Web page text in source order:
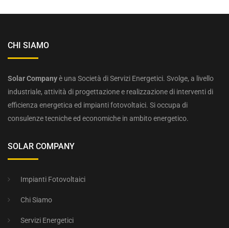
CHI SIAMO
Solar Companyè una Società di Servizi Energetici. Svolge, a livello
industriale, attività di progettazione e realizzazione di interventi di
efficienza energetica ed impianti fotovoltaici. Si occupa di
consulenze tecniche ed economiche in ambito energetico.
SOLAR COMPANY
Impianti Fotovoltaici
Chi Siamo
Servizi Energetici